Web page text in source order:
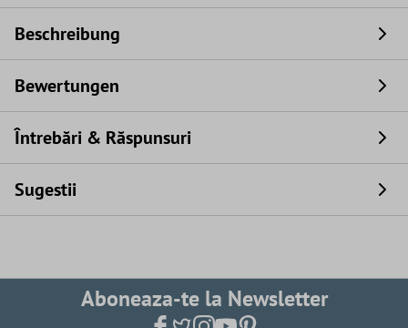
Beschreibung
Bewertungen
Întrebări & Răspunsuri
Sugestii
Aboneaza-te la Newsletter